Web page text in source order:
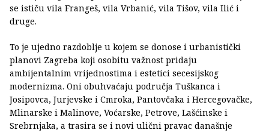
se ističu vila Frangeš, vila Vrbanić, vila Tišov, vila Ilić i
druge.
To je ujedno razdoblje u kojem se donose i urbanistički
planovi Zagreba koji osobitu važnost pridaju
ambijentalnim vrijednostima i estetici secesijskog
modernizma. Oni obuhvaćaju područja Tuškanca i
Josipovca, Jurjevske i Cmroka, Pantovčaka i Hercegovačke,
Mlinarske i Malinove, Voćarske, Petrove, Lašćinske i
Srebrnjaka, a trasira se i novi ulični pravac današnje